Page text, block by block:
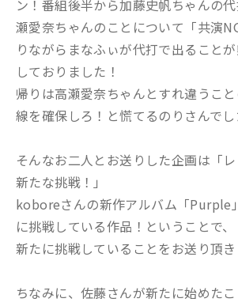
ン！番組後半から加藤史帆ちゃんの
瀬愛奈ちゃんのことについて「共演
りながらまなふぃが代打で出ること
しておりました！
帰りは高瀬愛奈ちゃんとすれ違うこ
線を確保しろ！と慌てるのりさんで
そんなお二人とお送りした企画は「
新たな挑戦！」
koboreさんの新作アルバム「Purple
に挑戦している作品！ということで
新たに挑戦していることをお送り頂き
ちなみに、佐藤さんが新たに始めた